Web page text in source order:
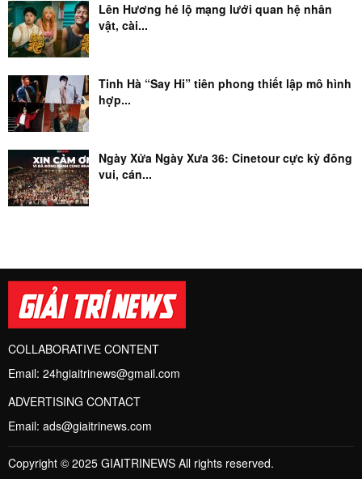
Lên Hương hé lộ mạng lưới quan hệ nhân
vật, cài...
Tinh Hà “Say Hi” tiên phong thiết lập mô hình
hợp...
Ngày Xửa Ngày Xưa 36: Cinetour cực kỳ đông
vui, cán...
COLLABORATIVE CONTENT
Email: 24hgiaitrinews@gmail.com
ADVERTISING CONTACT
Email: ads@giaitrinews.com
Copyright © 2025 GIAITRINEWS All rights reserved.